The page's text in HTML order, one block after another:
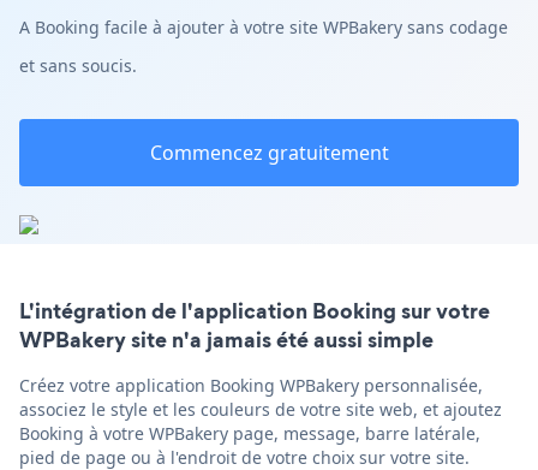
A Booking facile à ajouter à votre site WPBakery sans codage
et sans soucis.
Commencez gratuitement
L'intégration de l'application Booking sur votre
WPBakery site n'a jamais été aussi simple
Créez votre application Booking WPBakery personnalisée,
associez le style et les couleurs de votre site web, et ajoutez
Booking à votre WPBakery page, message, barre latérale,
pied de page ou à l'endroit de votre choix sur votre site.